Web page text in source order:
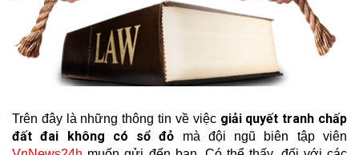
Trên đây là những thông tin về việc giải quyết tranh chấp
đất đai không có sổ đỏ mà đội ngũ biên tập viên